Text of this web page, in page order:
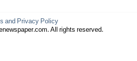
and Privacy Policy
All rights reserved.